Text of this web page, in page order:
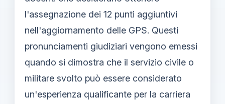
l'assegnazione dei 12 punti aggiuntivi
nell'aggiornamento delle GPS. Questi
pronunciamenti giudiziari vengono emessi
quando si dimostra che il servizio civile o
militare svolto può essere considerato
un'esperienza qualificante per la carriera